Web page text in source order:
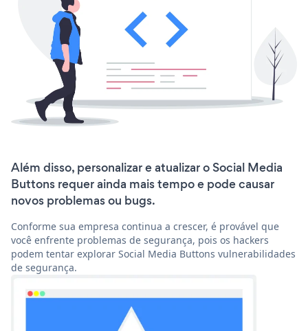
Além disso, personalizar e atualizar o Social Media
Buttons requer ainda mais tempo e pode causar
novos problemas ou bugs.
Conforme sua empresa continua a crescer, é provável que
você enfrente problemas de segurança, pois os hackers
podem tentar explorar Social Media Buttons vulnerabilidades
de segurança.